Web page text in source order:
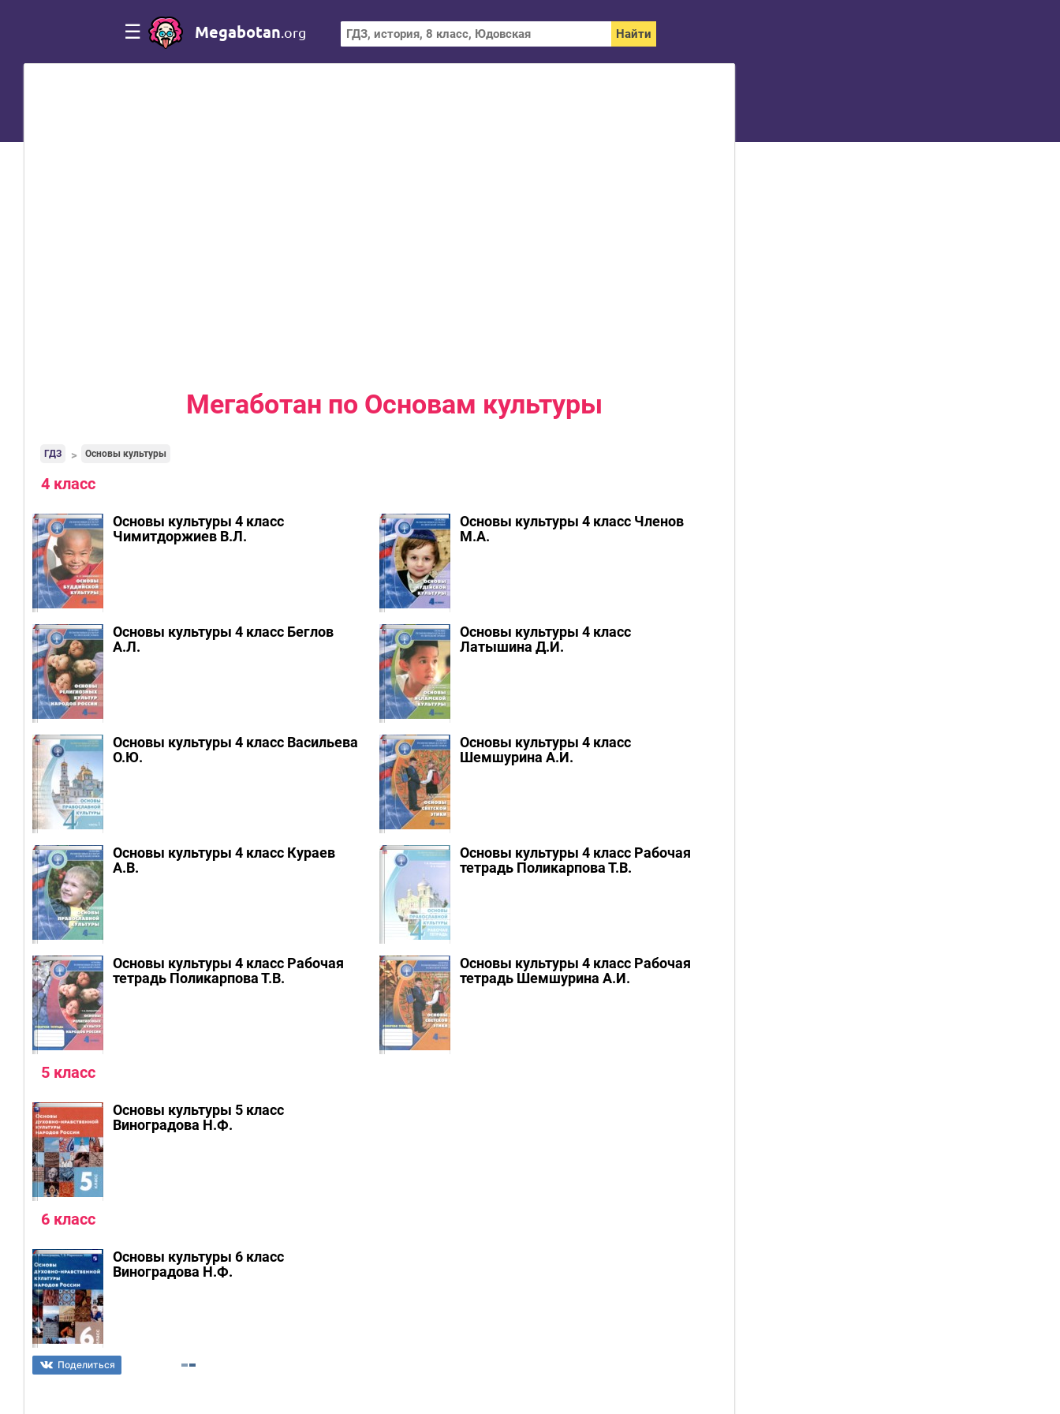
☰ Megabotan .org
Мегаботан по Основам культуры
ГДЗ Основы культуры
4 класс
Основы культуры 4 класс
Чимитдоржиев В.Л.
Основы культуры 4 класс Членов
М.А.
Основы культуры 4 класс Беглов
А.Л.
Основы культуры 4 класс
Латышина Д.И.
Основы культуры 4 класс Васильева
О.Ю.
Основы культуры 4 класс
Шемшурина А.И.
Основы культуры 4 класс Кураев
А.В.
Основы культуры 4 класс Рабочая
тетрадь Поликарпова Т.В.
Основы культуры 4 класс Рабочая
тетрадь Поликарпова Т.В.
Основы культуры 4 класс Рабочая
тетрадь Шемшурина А.И.
5 класс
Основы культуры 5 класс
Виноградова Н.Ф.
6 класс
Основы культуры 6 класс
Виноградова Н.Ф.
Поделиться